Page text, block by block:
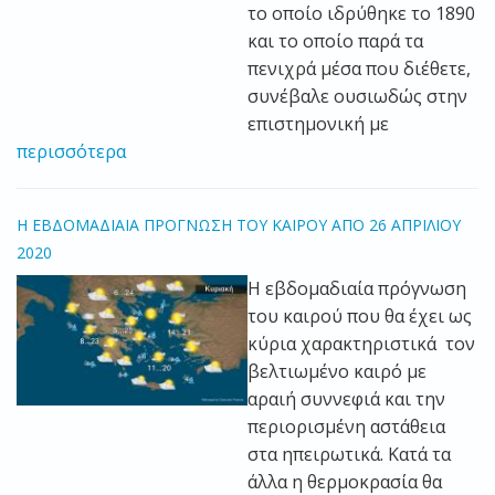
το οποίο ιδρύθηκε το 1890
και το οποίο παρά τα
πενιχρά μέσα που διέθετε,
συνέβαλε ουσιωδώς στην
επιστημονική με
περισσότερα
Η ΕΒΔΟΜΑΔΙΑΙΑ ΠΡΟΓΝΩΣΗ ΤΟΥ ΚΑΙΡΟΥ ΑΠΟ 26 ΑΠΡΙΛΙΟΥ
2020
Η εβδομαδιαία πρόγνωση
του καιρού που θα έχει ως
κύρια χαρακτηριστικά τον
βελτιωμένο καιρό με
αραιή συννεφιά και την
περιορισμένη αστάθεια
στα ηπειρωτικά. Κατά τα
άλλα η θερμοκρασία θα